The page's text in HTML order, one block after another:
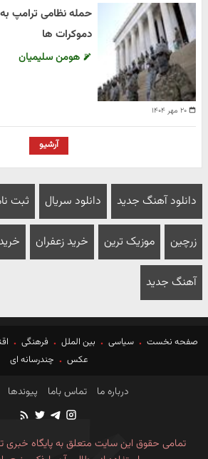
۲۰ مهر ۱۴۰۴
حمله نظامی ترامپ به
دموکرات ها
هومن سلیمیان
آرشیو
دانلود آهنگ جدید دانلود سریال ثبت
زرچین موزیک ترین خرید زعفران
آهنگ جدید
صفحه نخست سیاسی بین الملل فرهنگی
عکس
چندرسانه ای
درباره ما تماس باما پیوندها
تمامی حقوق این سایت متعلق به پایگاه خبری